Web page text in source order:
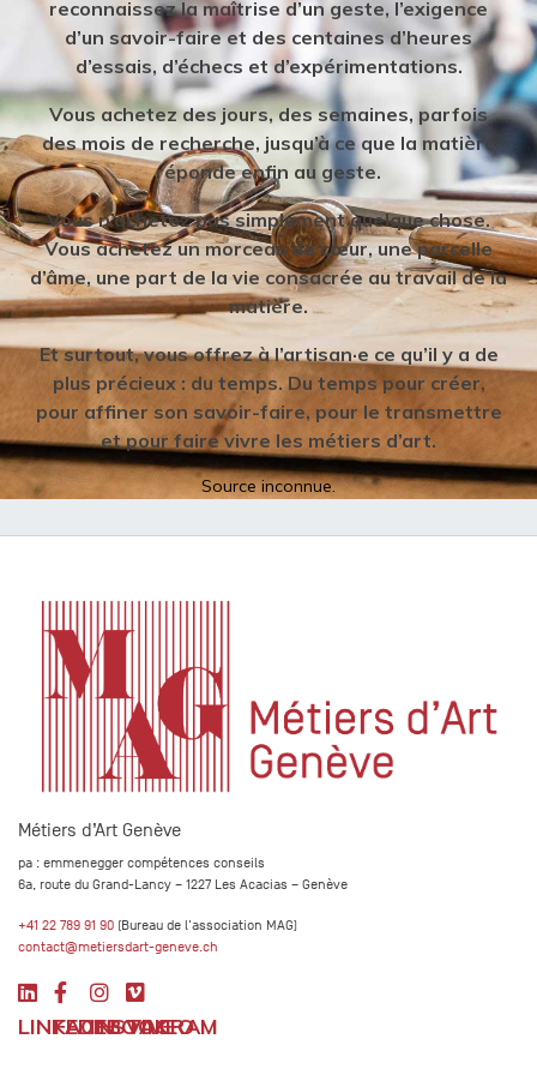
reconnaissez la maîtrise d’un geste, l’exigence
d’un savoir-faire et des centaines d’heures
d’essais, d’échecs et d’expérimentations.
Vous achetez des jours, des semaines, parfois
des mois de recherche, jusqu’à ce que la matière
réponde enfin au geste.
Vous n’achetez pas simplement quelque chose.
Vous achetez un morceau de cœur, une parcelle
d’âme, une part de la vie consacrée au travail de la
matière.
Et surtout, vous offrez à l’artisan·e ce qu’il y a de
plus précieux : du temps. Du temps pour créer,
pour affiner son savoir-faire, pour le transmettre
et pour faire vivre les métiers d’art.
Source inconnue.
Métiers d’Art Genève
pa : emmenegger compétences conseils
6a, route du Grand-Lancy – 1227 Les Acacias – Genève
+41 22 789 91 90 (Bureau de l'association MAG)
contact@metiersdart-geneve.ch
LINKEDIN
FACEBOOK
INSTAGRAM
VIMEO